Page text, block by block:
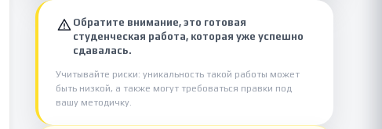
Обратите внимание, это готовая
студенческая работа, которая уже успешно
сдавалась.
Учитывайте риски: уникальность такой работы может
быть низкой, а также могут требоваться правки под
вашу методичку.